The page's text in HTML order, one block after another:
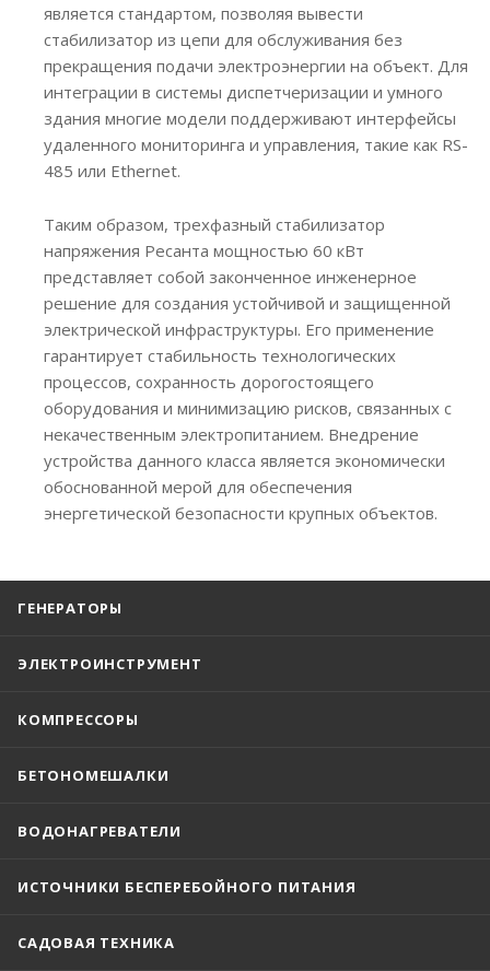
является стандартом, позволяя вывести
стабилизатор из цепи для обслуживания без
прекращения подачи электроэнергии на объект. Для
интеграции в системы диспетчеризации и умного
здания многие модели поддерживают интерфейсы
удаленного мониторинга и управления, такие как RS-
485 или Ethernet.
Таким образом, трехфазный стабилизатор
напряжения Ресанта мощностью 60 кВт
представляет собой законченное инженерное
решение для создания устойчивой и защищенной
электрической инфраструктуры. Его применение
гарантирует стабильность технологических
процессов, сохранность дорогостоящего
оборудования и минимизацию рисков, связанных с
некачественным электропитанием. Внедрение
устройства данного класса является экономически
обоснованной мерой для обеспечения
энергетической безопасности крупных объектов.
ГЕНЕРАТОРЫ
ЭЛЕКТРОИНСТРУМЕНТ
КОМПРЕССОРЫ
БЕТОНОМЕШАЛКИ
ВОДОНАГРЕВАТЕЛИ
ИСТОЧНИКИ БЕСПЕРЕБОЙНОГО ПИТАНИЯ
САДОВАЯ ТЕХНИКА